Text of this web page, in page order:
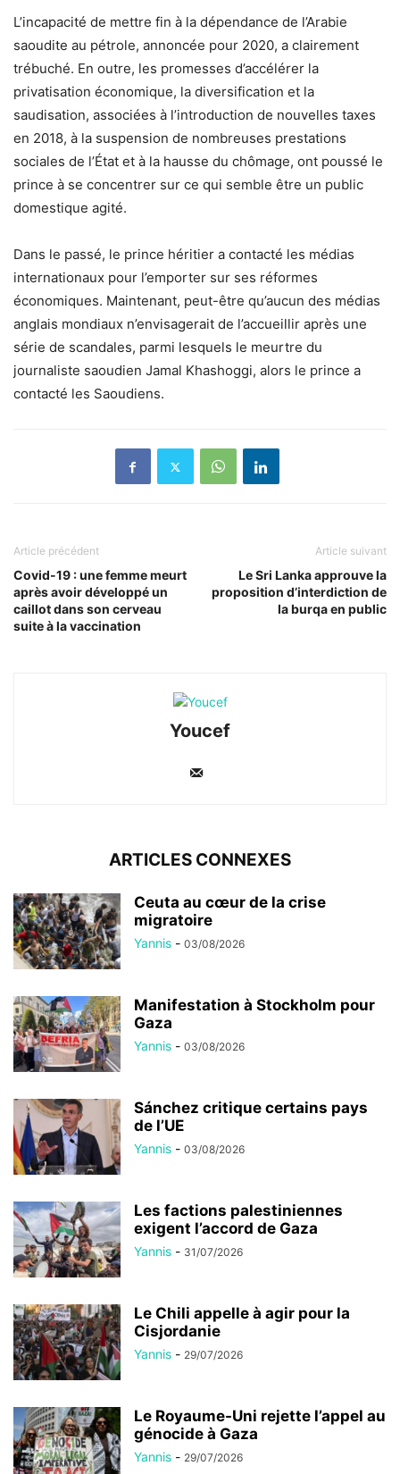
L’incapacité de mettre fin à la dépendance de l’Arabie
saoudite au pétrole, annoncée pour 2020, a clairement
trébuché. En outre, les promesses d’accélérer la
privatisation économique, la diversification et la
saudisation, associées à l’introduction de nouvelles taxes
en 2018, à la suspension de nombreuses prestations
sociales de l’État et à la hausse du chômage, ont poussé le
prince à se concentrer sur ce qui semble être un public
domestique agité.
Dans le passé, le prince héritier a contacté les médias
internationaux pour l’emporter sur ses réformes
économiques. Maintenant, peut-être qu’aucun des médias
anglais mondiaux n’envisagerait de l’accueillir après une
série de scandales, parmi lesquels le meurtre du
journaliste saoudien Jamal Khashoggi, alors le prince a
contacté les Saoudiens.
Article précédent
Covid-19 : une femme meurt
après avoir développé un
caillot dans son cerveau
suite à la vaccination
Article suivant
Le Sri Lanka approuve la
proposition d’interdiction de
la burqa en public
Youcef
ARTICLES CONNEXES
Ceuta au cœur de la crise
migratoire
Yannis - 03/08/2026
Manifestation à Stockholm pour
Gaza
Yannis - 03/08/2026
Sánchez critique certains pays
de l’UE
Yannis - 03/08/2026
Les factions palestiniennes
exigent l’accord de Gaza
Yannis - 31/07/2026
Le Chili appelle à agir pour la
Cisjordanie
Yannis - 29/07/2026
Le Royaume-Uni rejette l’appel au
génocide à Gaza
Yannis - 29/07/2026